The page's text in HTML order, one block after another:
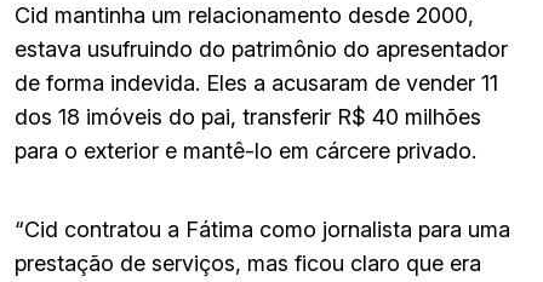
Cid mantinha um relacionamento desde 2000,
estava usufruindo do patrimônio do apresentador
de forma indevida. Eles a acusaram de vender 11
dos 18 imóveis do pai, transferir R$ 40 milhões
para o exterior e mantê-lo em cárcere privado.
“Cid contratou a Fátima como jornalista para uma
prestação de serviços, mas ficou claro que era